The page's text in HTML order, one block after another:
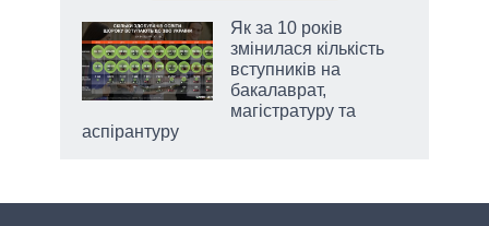
Як за 10 років
змінилася кількість
вступників на
бакалаврат,
магістратуру та
аспірантуру